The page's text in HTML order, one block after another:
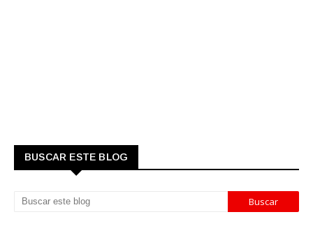
BUSCAR ESTE BLOG